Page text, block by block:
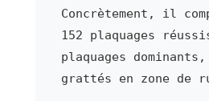
Concrètement, il
152 plaquages
plaquages
grattés en zone de